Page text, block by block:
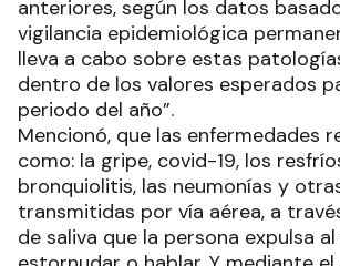
anteriores, según los datos
vigilancia epidemiológica
lleva a cabo sobre estas
dentro de los valores esperados
periodo del año”.
Mencionó, que las enfermedades
como: la gripe, covid-19, los
bronquiolitis, las neumonías y
transmitidas por vía aérea, a
de saliva que la persona expulsa